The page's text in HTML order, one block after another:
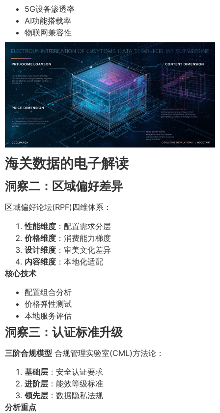
5G设备渗透率
AI功能搭载率
物联网兼容性
海关数据的电子解读
洞察二：区域偏好差异
区域偏好论坛(RPF)四维体系：
性能维度 ：配置需求分层
价格维度 ：消费能力梯度
设计维度 ：审美文化差异
内容维度 ：本地化适配
核心技术
配置组合分析
价格弹性测试
本地服务评估
洞察三：认证标准升级
三阶合规模型 合规管理实验室(CML)方法论：
基础层 ：安全认证要求
进阶层 ：能效等级标准
领先层 ：数据隐私法规
分析重点